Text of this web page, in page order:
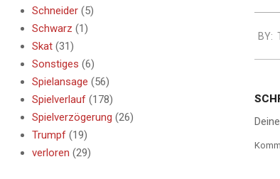
08-
14
BY:
Schneider (5)
Schwarz (1)
Skat (31)
Sonstiges (6)
Spielansage (56)
Spielverlauf (178)
Spielverzögerung (26)
Trumpf (19)
verloren (29)